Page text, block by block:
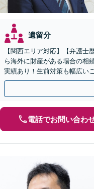
遺留分
【関西エリア対応】【弁護
ら海外に財産がある場合の相
実績あり！生前対策も幅広い
全個室】
電話でお問い合わ